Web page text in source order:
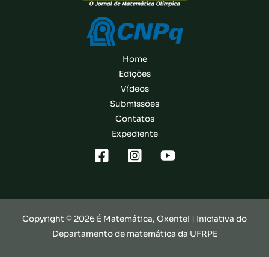
Home
Edições
Vídeos
Submissões
Contatos
Expediente
Copyright © 2026 É Matemática, Oxente! | Iniciativa do
Departamento de matemática da UFRPE